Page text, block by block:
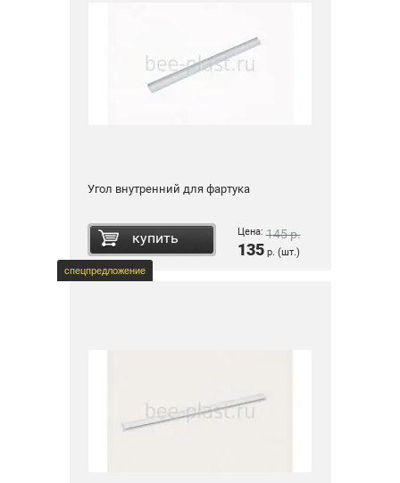
Угол внутренний для фартука
купить Цена: 145р.
135р. (шт.)
спецпредложение